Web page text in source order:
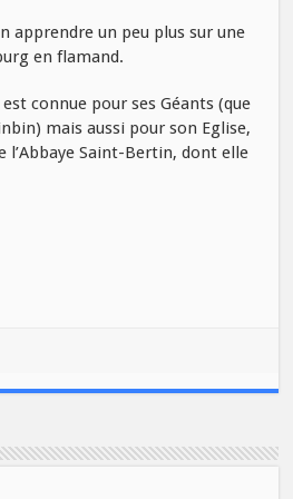
apprendre un peu plus sur une
en flamand.
connue pour ses Géants (que
mais aussi pour son Eglise,
l’Abbaye Saint-Bertin, dont elle